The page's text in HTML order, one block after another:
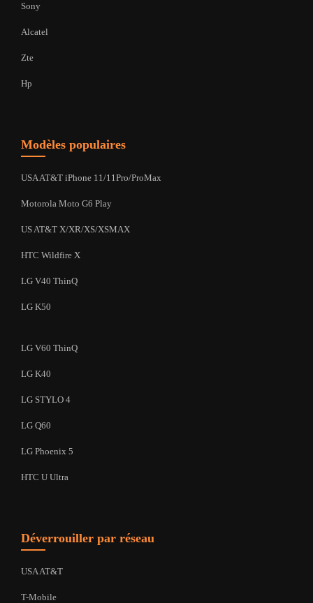
Sony
Alcatel
Zte
Hp
Modèles populaires
USA AT&T iPhone 11/11Pro/ProMax
Motorola Moto G6 Play
US AT&T X/XR/XS/XSMAX
HTC Wildfire X
LG V40 ThinQ
LG K50
LG V60 ThinQ
LG K40
LG STYLO 4
LG Q60
LG Phoenix 5
HTC U Ultra
Déverrouiller par réseau
USA AT&T
T-Mobile